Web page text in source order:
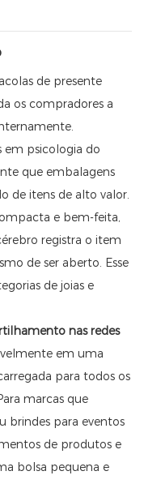
de presente
os compradores a
em psicologia do
que embalagens
de itens de alto valor.
e bem-feita,
registra o item
de ser aberto. Esse
de joias e
nas redes
em uma
para todos os
marcas que
brindes para eventos
de produtos e
bolsa pequena e